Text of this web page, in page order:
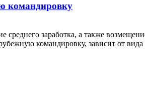
командировку
заработка, а также
командировку, зависит от